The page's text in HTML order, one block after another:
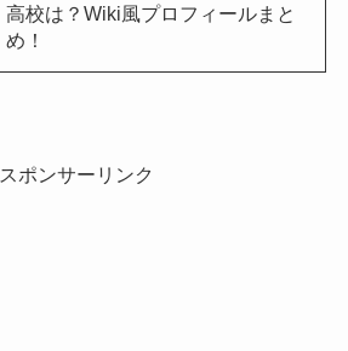
高校は？Wiki風プロフィールまと
め！
スポンサーリンク